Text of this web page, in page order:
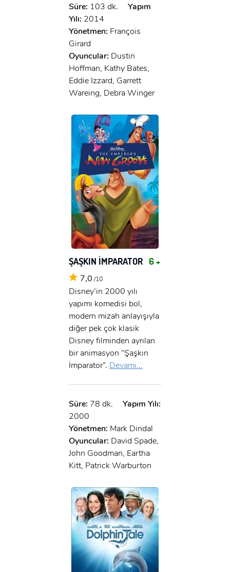
Beni Hatırla Şifremi Unuttum ?
GIRIŞ
ÜYE OL
GIRIŞ
Süre: 103 dk.
Yapım
Yılı: 2014
Yönetmen: François
Girard
Oyuncular: Dustin
Hoffman, Kathy Bates,
Eddie Izzard, Garrett
Wareing, Debra Winger
ŞAŞKIN İMPARATOR 6 +
7,0 /10
Disney’in 2000 yılı
yapımı komedisi bol,
modern mizah anlayışıyla
diğer pek çok klasik
Disney filminden ayrılan
bir animasyon “Şaşkın
İmparator”. Devamı...
Süre: 78 dk.
Yapım Yılı:
2000
Yönetmen: Mark Dindal
Oyuncular: David Spade,
John Goodman, Eartha
Kitt, Patrick Warburton